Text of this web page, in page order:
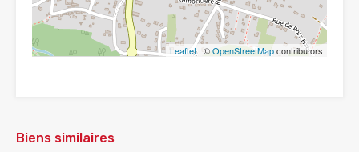
Leaflet| ©OpenStreetMapcontributors
Biens similaires